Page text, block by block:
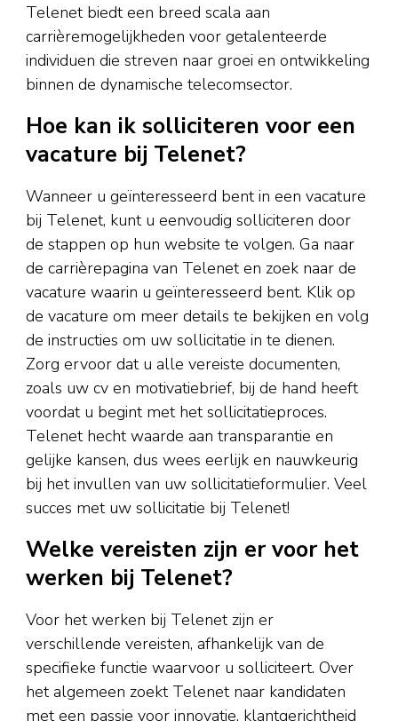
Telenet biedt een breed scala aan
carrièremogelijkheden voor getalenteerde
individuen die streven naar groei en ontwikkeling
binnen de dynamische telecomsector.
Hoe kan ik solliciteren voor een
vacature bij Telenet?
Wanneer u geïnteresseerd bent in een vacature
bij Telenet, kunt u eenvoudig solliciteren door
de stappen op hun website te volgen. Ga naar
de carrièrepagina van Telenet en zoek naar de
vacature waarin u geïnteresseerd bent. Klik op
de vacature om meer details te bekijken en volg
de instructies om uw sollicitatie in te dienen.
Zorg ervoor dat u alle vereiste documenten,
zoals uw cv en motivatiebrief, bij de hand heeft
voordat u begint met het sollicitatieproces.
Telenet hecht waarde aan transparantie en
gelijke kansen, dus wees eerlijk en nauwkeurig
bij het invullen van uw sollicitatieformulier. Veel
succes met uw sollicitatie bij Telenet!
Welke vereisten zijn er voor het
werken bij Telenet?
Voor het werken bij Telenet zijn er
verschillende vereisten, afhankelijk van de
specifieke functie waarvoor u solliciteert. Over
het algemeen zoekt Telenet naar kandidaten
met een passie voor innovatie, klantgerichtheid